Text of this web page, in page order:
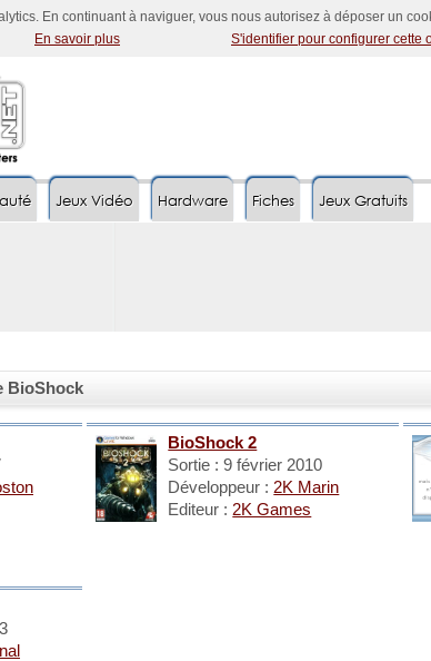
En continuant à naviguer, vous nous autorisez à déposer un
En savoir plus
S'identifier pour configurer cette
Jeux Vidéo Hardware Fiches Jeux Gratuits
BioShock
BioShock 2
Sortie : 9 février 2010
Développeur : 2K Marin
Editeur : 2K Games